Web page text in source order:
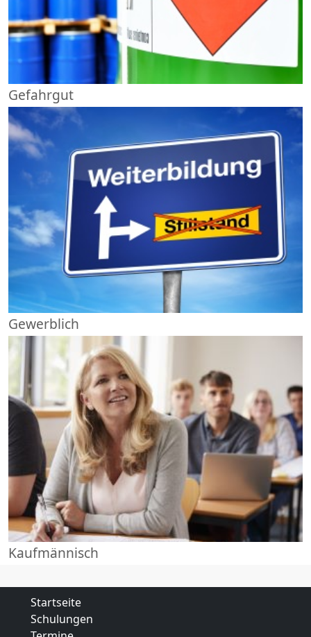
Gefahrgut
Gewerblich
Kaufmännisch
Startseite
Schulungen